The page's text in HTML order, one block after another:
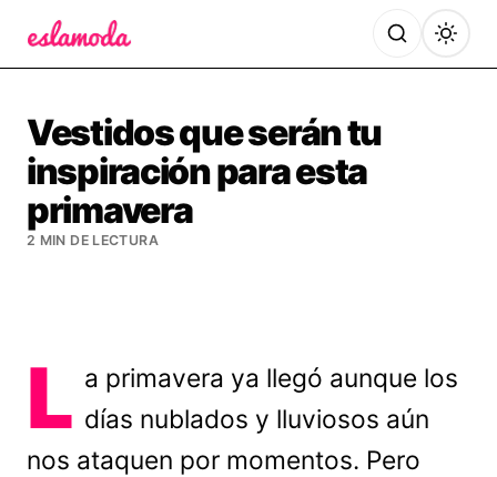
Vestidos que serán tu
inspiración para esta
primavera
2 MIN DE LECTURA
L a primavera ya llegó aunque los
días nublados y lluviosos aún
nos ataquen por momentos. Pero